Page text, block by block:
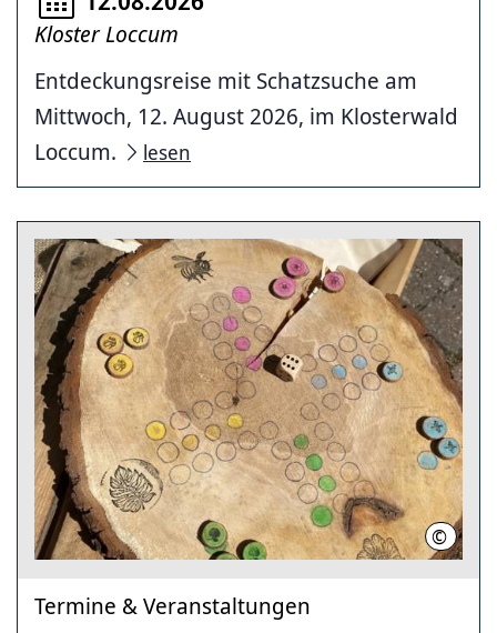
Kloster Loccum
Entdeckungsreise mit Schatzsuche am
Mittwoch, 12. August 2026, im Klosterwald
Loccum.
lesen
© Sina
Termine & Veranstaltungen